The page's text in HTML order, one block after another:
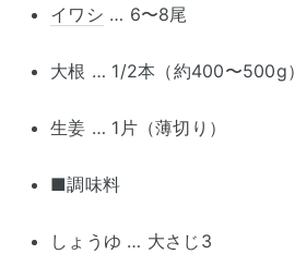
イワシ … 6〜8尾
大根 … 1/2本（約400〜500g）
生姜 … 1片（薄切り）
■調味料
しょうゆ … 大さじ3